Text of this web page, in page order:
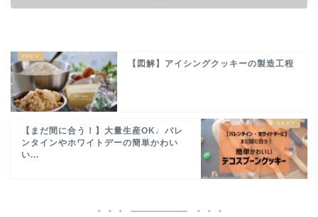
【図解】アイシングクッキーの製造工程
【まだ間に合う！】大量生産OK♩バレ
ンタインやホワイトデーの簡単かわい
い...